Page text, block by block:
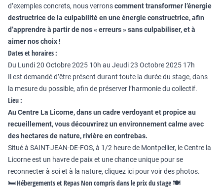
d’exemples concrets, nous verronscomment transformer l’énergie
destructrice de la culpabilité en une énergie constructrice, afin
d’apprendre à partir de nos « erreurs » sans culpabiliser, et à
aimer nos choix !
Dates et horaires :
Du Lundi 20 Octobre 2025 10h au Jeudi 23 Octobre 2025 17h
Il est demandé d’être présent durant toute la durée du stage, dans
la mesure du possible, afin de préserver l’harmonie du collectif.
Lieu :
Au Centre La Licorne, dans un cadre verdoyant et propice au
recueillement, vous découvrirez un environnement calme avec
des hectares de nature, rivière en contrebas.
Situé à SAINT-JEAN-DE-FOS, à 1/2 heure de Montpellier, le Centre la
Licorne est un havre de paix et une chance unique pour se
reconnecter à soi et à la nature, cliquez ici pour voir des photos.
🛏️ Hébergements et Repas Non compris dans le prix du stage 🍽